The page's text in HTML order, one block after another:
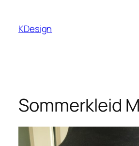
springen
KDesign
Sommerkleid